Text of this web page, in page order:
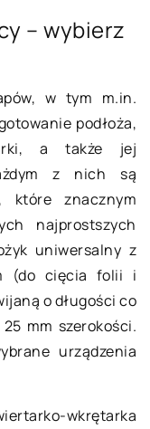
– wybierz
w tym m.in.
podłoża,
a także jej
z nich są
które znacznym
najprostszych
uniwersalny z
(do cięcia folii i
o długości co
mm szerokości.
urządzenia
wkrętarka